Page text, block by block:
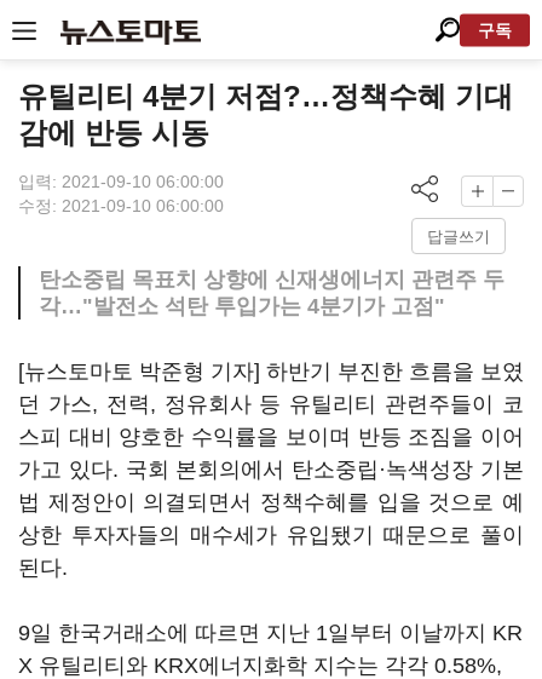
구독
유틸리티 4분기 저점?…정책수혜 기대
감에 반등 시동
입력: 2021-09-10 06:00:00
수정: 2021-09-10 06:00:00
답글쓰기
탄소중립 목표치 상향에 신재생에너지 관련주 두
각…"발전소 석탄 투입가는 4분기가 고점"
[뉴스토마토 박준형 기자] 하반기 부진한 흐름을 보였
던 가스, 전력, 정유회사 등 유틸리티 관련주들이 코
스피 대비 양호한 수익률을 보이며 반등 조짐을 이어
가고 있다. 국회 본회의에서 탄소중립·녹색성장 기본
법 제정안이 의결되면서 정책수혜를 입을 것으로 예
상한 투자자들의 매수세가 유입됐기 때문으로 풀이
된다.
9일 한국거래소에 따르면 지난 1일부터 이날까지 KR
X 유틸리티와 KRX에너지화학 지수는 각각 0.58%,